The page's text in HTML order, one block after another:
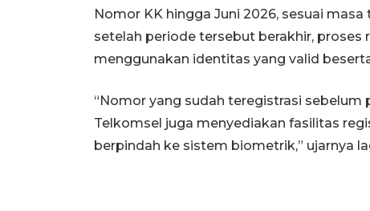
Nomor KK hingga Juni 2026, sesuai
setelah periode tersebut berakhir, proses
menggunakan identitas yang valid
“Nomor yang sudah teregistrasi
Telkomsel juga menyediakan fasilitas
berpindah ke sistem biometrik,” ujarnya